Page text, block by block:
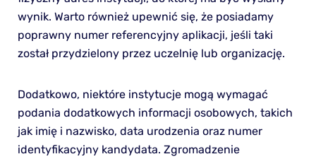
wynik. Warto również upewnić się, że posiadamy
poprawny numer referencyjny aplikacji, jeśli taki
został przydzielony przez uczelnię lub organizację.
Dodatkowo, niektóre instytucje mogą wymagać
podania dodatkowych informacji osobowych, takich
jak imię i nazwisko, data urodzenia oraz numer
identyfikacyjny kandydata. Zgromadzenie